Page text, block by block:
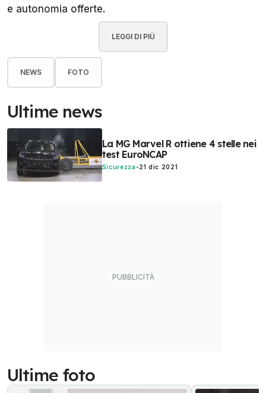
e autonomia offerte.
LEGGI DI PIÙ
NEWS FOTO
Ultime news
La MG Marvel R ottiene 4 stelle nei
test EuroNCAP
Sicurezza -21 dic 2021
Ultime foto